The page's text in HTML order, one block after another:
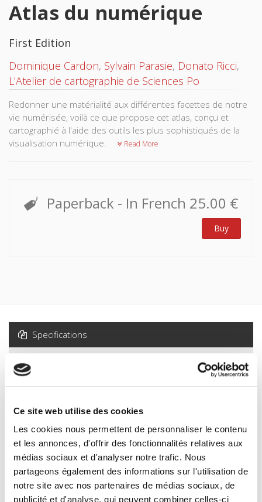
Ce site web utilise des cookies
Les cookies nous permettent de personnaliser le contenu
et les annonces, d'offrir des fonctionnalités relatives aux
médias sociaux et d'analyser notre trafic. Nous
partageons également des informations sur l'utilisation de
notre site avec nos partenaires de médias sociaux, de
publicité et d'analyse, qui peuvent combiner celles-ci
Atlas du numérique
First Edition
Dominique Cardon, Sylvain Parasie, Donato Ricci,
L'Atelier de cartographie de Sciences Po
Redonner une matérialité aux différentes facettes de notre
vie numérisée, voilà ce que propose cet atlas, conçu et
cartographié à l'aide des outils les plus sophistiqués de la
visualisation numérique.
Read More
Paperback - In French 25.00 €
Buy
Specifications
Contents
Specifications
Publisher
Presses de Sciences Po
Author